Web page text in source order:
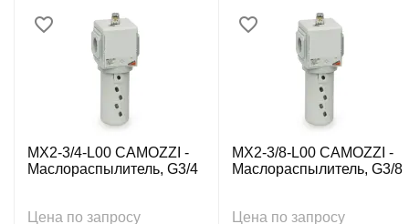
MX2-3/4-L00 CAMOZZI -
Маслораспылитель, G3/4
Цена по запросу
MX2-3/8-L00 CAMOZZI -
Маслораспылитель, G3/8
Цена по запросу